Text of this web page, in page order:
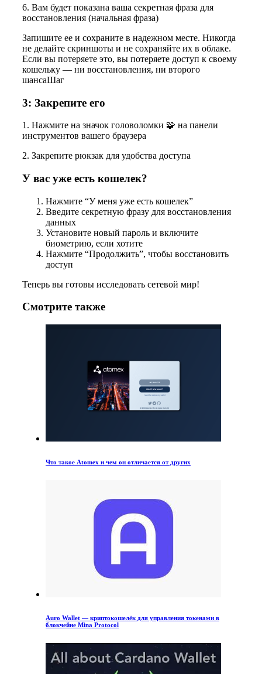
6. Вам будет показана ваша секретная фраза для
восстановления (начальная фраза)
Запишите ее и сохраните в надежном месте. Никогда
не делайте скриншоты и не сохраняйте их в облаке.
Если вы потеряете это, вы потеряете доступ к своему
кошельку — ни восстановления, ни второго
шансаШаг
3: Закрепите его
1. Нажмите на значок головоломки 🧩 на панели
инструментов вашего браузера
2. Закрепите рюкзак для удобства доступа
У вас уже есть кошелек?
Нажмите “У меня уже есть кошелек”
Введите секретную фразу для восстановления
данных
Установите новый пароль и включите
биометрию, если хотите
Нажмите “Продолжить”, чтобы восстановить
доступ
Теперь вы готовы исследовать сетевой мир!
Смотрите также
Что такое Atomex и чем он отличается от других
Auro Wallet — криптокошелёк для управления токенами в
блокчейне Mina Protocol